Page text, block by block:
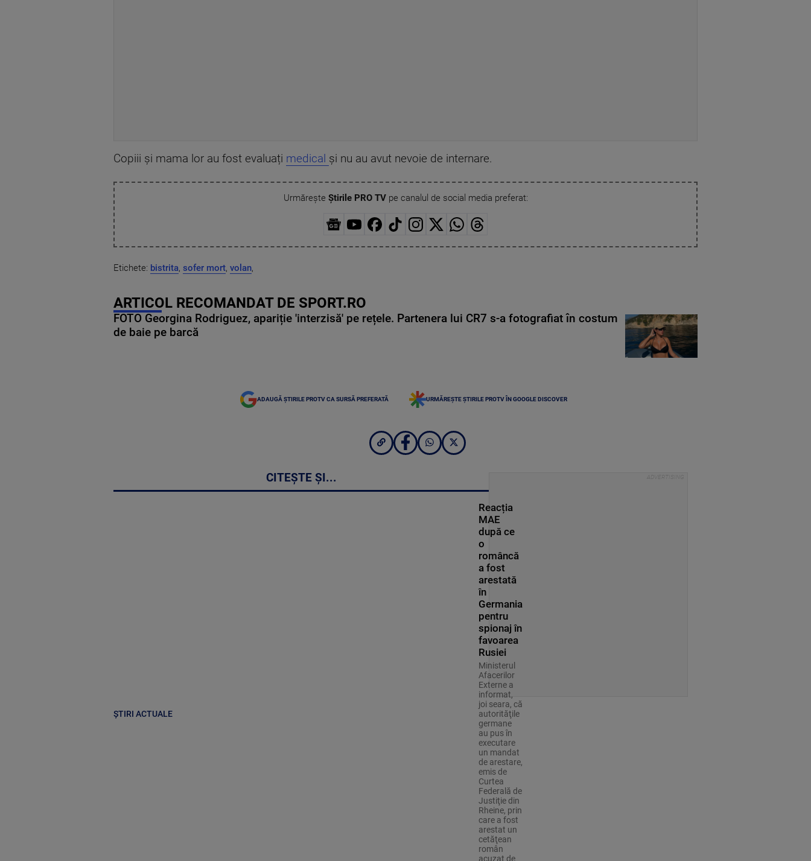
Copiii și mama lor au fost evaluați medical și nu au avut nevoie de internare.
Urmărește Știrile PRO TVpe canalul de social media preferat:
Etichete: bistrita, sofer mort, volan,
ARTICOL RECOMANDAT DE SPORT.RO
FOTO Georgina Rodriguez, apariție 'interzisă' pe rețele. Partenera lui CR7 s-a fotografiat în costum
de baie pe barcă
ADAUGĂ ȘTIRILE PROTV CA SURSĂ PREFERATĂ URMĂREȘTE ȘTIRILE PROTV ÎN GOOGLE DISCOVER
CITEȘTE ȘI...
ȘTIRI ACTUALE
Reacția
MAE
după ce
o
româncă
a fost
arestată
în
Germania
pentru
spionaj în
favoarea
Rusiei
Ministerul
Afacerilor
Externe a
informat,
joi seara, că
autorităţile
germane
au pus în
executare
un mandat
de arestare,
emis de
Curtea
Federală de
Justiţie din
Rheine, prin
care a fost
arestat un
cetăţean
român
acuzat de